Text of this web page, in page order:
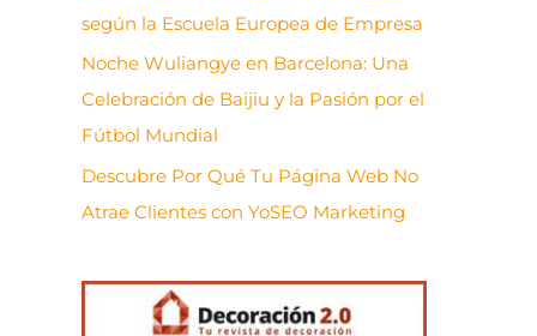
según la Escuela Europea de Empresa
Noche Wuliangye en Barcelona: Una
Celebración de Baijiu y la Pasión por el
Fútbol Mundial
Descubre Por Qué Tu Página Web No
Atrae Clientes con YoSEO Marketing